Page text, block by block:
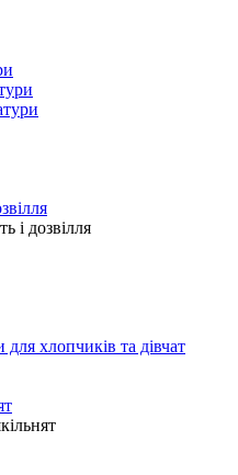
і дозвілля
хлопчиків та дівчат